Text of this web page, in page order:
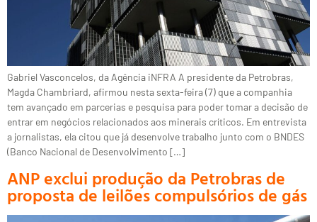
Gabriel Vasconcelos, da Agência iNFRA A presidente da Petrobras,
Magda Chambriard, afirmou nesta sexta-feira (7) que a companhia
tem avançado em parcerias e pesquisa para poder tomar a decisão de
entrar em negócios relacionados aos minerais críticos. Em entrevista
a jornalistas, ela citou que já desenvolve trabalho junto com o BNDES
(Banco Nacional de Desenvolvimento […]
ANP exclui produção da Petrobras de
proposta de leilões compulsórios de gás